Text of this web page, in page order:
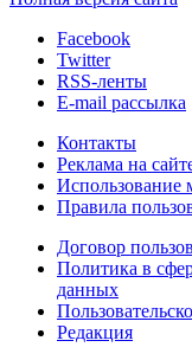
Facebook
Twitter
RSS-ленты
E-mail рассылка
Контакты
Реклама на
Использование
Правила
Договор
Политика в
данных
Редакция